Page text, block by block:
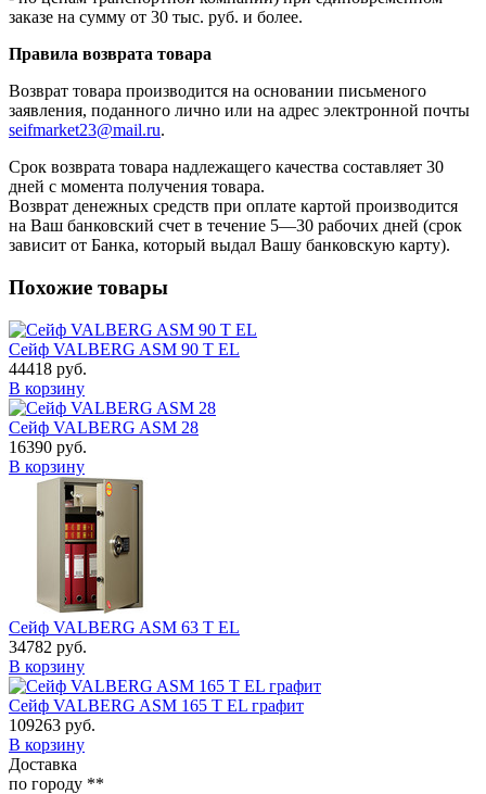
заказе на сумму от 30 тыс. руб. и более.
Правила возврата товара
Возврат товара производится на основании письменого
заявления, поданного лично или на адрес электронной почты
seifmarket23@mail.ru.
Срок возврата товара надлежащего качества составляет 30
дней с момента получения товара.
Возврат денежных средств при оплате картой производится
на Ваш банковский счет в течение 5—30 рабочих дней (срок
зависит от Банка, который выдал Вашу банковскую карту).
Похожие товары
Сейф VALBERG ASM 90 T EL
44418 руб.
В корзину
Сейф VALBERG ASM 28
16390 руб.
В корзину
Сейф VALBERG ASM 63 T EL
34782 руб.
В корзину
Сейф VALBERG ASM 165 T EL графит
109263 руб.
В корзину
Доставка
по городу **